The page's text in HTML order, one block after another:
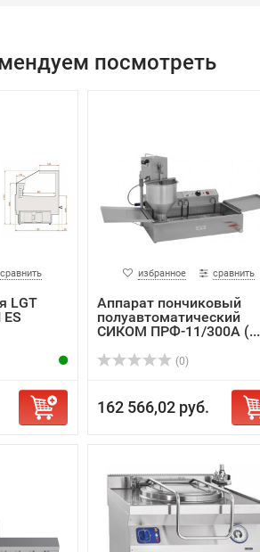
посмотреть
сравнить
LGT
избранное сравнить
Аппарат пончиковый
полуавтоматический
СИКОМ ПРФ-11/300А (...
(0)
162 566,02 руб.